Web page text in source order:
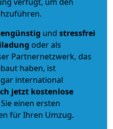
und stressfrei
oder als
Partnernetzwerk, das
haben, ist
international
jetzt kostenlose
einen ersten
für Ihren Umzug.